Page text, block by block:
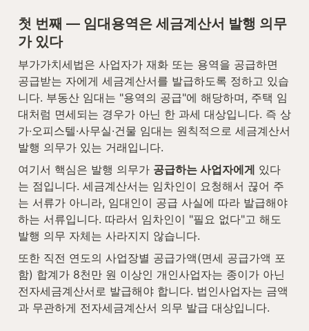
첫 번째 — 임대용역은 세금계산서 발행 의무
가 있다
부가가치세법은 사업자가 재화 또는 용역을 공급하면
공급받는 자에게 세금계산서를 발급하도록 정하고 있습
니다. 부동산 임대는 "용역의 공급"에 해당하며, 주택 임
대처럼 면세되는 경우가 아닌 한 과세 대상입니다. 즉 상
가·오피스텔·사무실·건물 임대는 원칙적으로 세금계산서
발행 의무가 있는 거래입니다.
여기서 핵심은 발행 의무가 공급하는 사업자에게 있다
는 점입니다. 세금계산서는 임차인이 요청해서 끊어 주
는 서류가 아니라, 임대인이 공급 사실에 따라 발급해야
하는 서류입니다. 따라서 임차인이 "필요 없다"고 해도
발행 의무 자체는 사라지지 않습니다.
또한 직전 연도의 사업장별 공급가액(면세 공급가액 포
함) 합계가 8천만 원 이상인 개인사업자는 종이가 아닌
전자세금계산서로 발급해야 합니다. 법인사업자는 금액
과 무관하게 전자세금계산서 의무 발급 대상입니다.